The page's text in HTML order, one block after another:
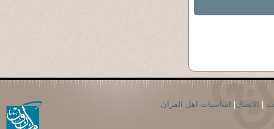
| الاتصال| اساسيات اهل القران